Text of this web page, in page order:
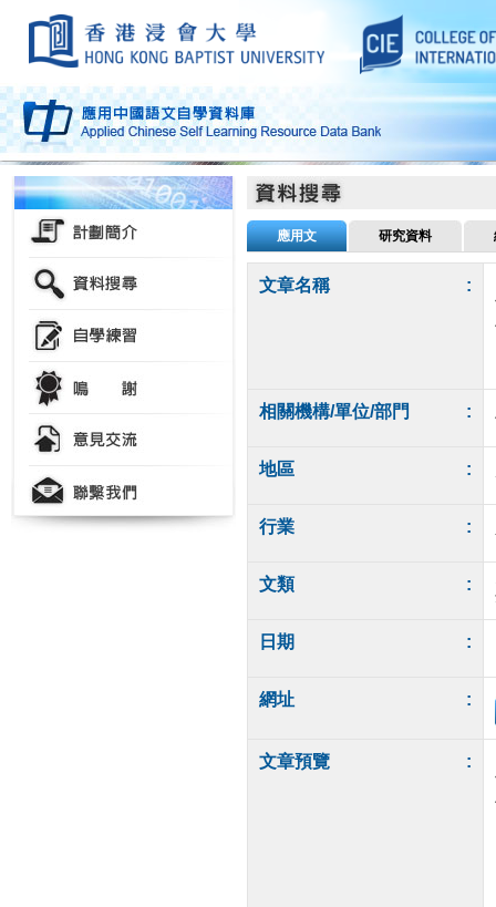
應用文 研究資料
文章名稱 :
相關機構/單位/部門 :
地區 :
行業 :
文類 :
日期 :
網址 :
文章預覽 :